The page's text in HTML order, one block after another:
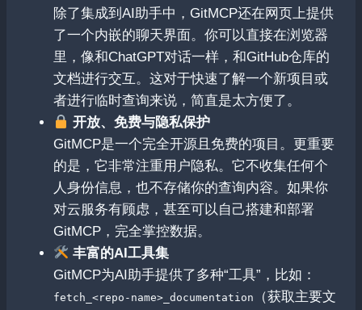
除了集成到AI助手中，GitMCP还在网页上提供
了一个内嵌的聊天界面。你可以直接在浏览器
里，像和ChatGPT对话一样，和GitHub仓库的
文档进行交互。这对于快速了解一个新项目或
者进行临时查询来说，简直是太方便了。
开放、免费与隐私保护
GitMCP是一个完全开源且免费的项目。更重要
的是，它非常注重用户隐私。它不收集任何个
人身份信息，也不存储你的查询内容。如果你
对云服务有顾虑，甚至可以自己搭建和部署
GitMCP，完全掌控数据。
丰富的AI工具集
GitMCP为AI助手提供了多种“工具”，比如：
fetch_<repo-name>_documentation
（获取主要文